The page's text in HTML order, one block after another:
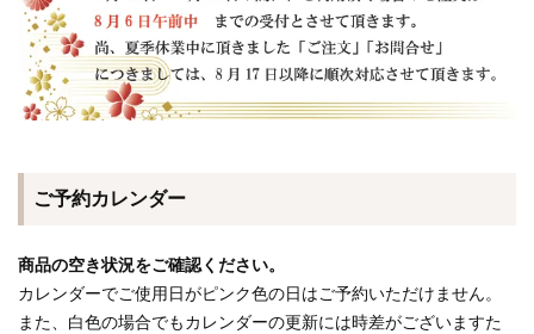
ご予約カレンダー
商品の空き状況をご確認ください。
カレンダーでご使用日がピンク色の日はご予約いただけません。
また、白色の場合でもカレンダーの更新には時差がございますた